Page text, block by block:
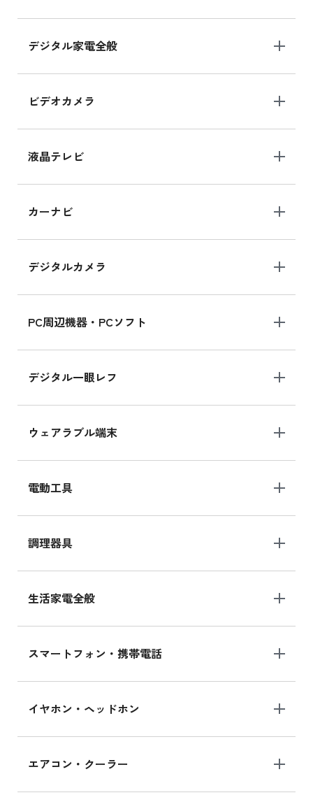
デジタル家電全般
ビデオカメラ
液晶テレビ
カーナビ
デジタルカメラ
PC周辺機器・PCソフト
デジタル一眼レフ
ウェアラブル端末
電動工具
調理器具
生活家電全般
スマートフォン・携帯電話
イヤホン・ヘッドホン
エアコン・クーラー
iPad Air 11インチ シリーズ
iPad Air 11インチ の新品買取価格
iPhone 15 128GB シリーズ
iPhone 15 128GB の新品買取価格
MK2K3J/Aの新品買取価格はこちら